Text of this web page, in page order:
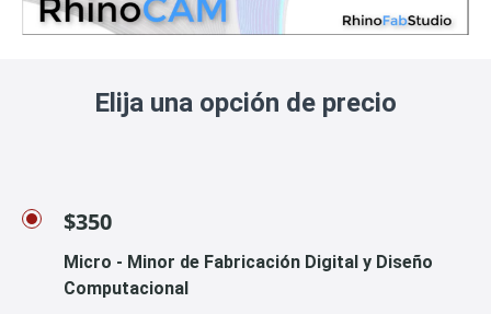
Elija una opción de precio
$350
Micro - Minor de Fabricación Digital y Diseño
Computacional